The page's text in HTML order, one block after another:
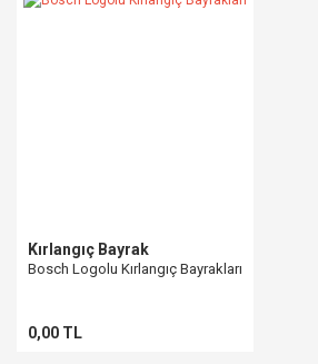
Kırlangıç Bayrak
Bosch Logolu Kırlangıç Bayrakları
0,00 TL